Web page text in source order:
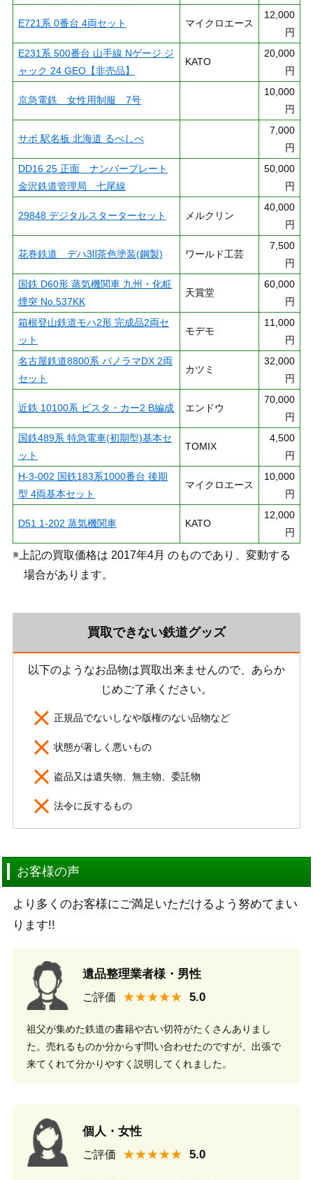
E721系 0番台 4両セット マイクロエース
12,000
円
E231系 500番台 山手線 Nゲージ ジ
ャック 24 GEO【非売品】
KATO
20,000
円
京急電鉄 女性用制服 7号
10,000
円
サボ 駅名板 北海道 るべしべ
7,000
円
DD16 25 正面 ナンバープレート
金沢鉄道管理局 七尾線
50,000
円
29848 デジタルスターターセット メルクリン
40,000
円
花巻鉄道 デハ3Ⅱ茶色塗装(鋼製) ワールド工芸
7,500
円
国鉄 D60形 蒸気機関車 九州・化粧
煙突 No.537KK
天賞堂
60,000
円
箱根登山鉄道モハ2形 完成品2両セ
ット
モデモ
11,000
円
名古屋鉄道8800系 パノラマDX 2両
セット
カツミ
32,000
円
近鉄 10100系 ビスタ・カー2 B編成 エンドウ
70,000
円
国鉄489系 特急電車(初期型)基本セ
ット
TOMIX
4,500
円
H-3-002 国鉄183系1000番台 後期
型 4両基本セット
マイクロエース
10,000
円
D51 1-202 蒸気機関車 KATO
12,000
円
※上記の買取価格は 2017年4月 のものであり、変動する
場合があります。
買取できない鉄道グッズ
以下のようなお品物は買取出来ませんので、あらか
じめご了承ください。
正規品でないしなや版権のない品物など
状態が著しく悪いもの
盗品又は遺失物、無主物、委託物
法令に反するもの
お客様の声
より多くのお客様にご満足いただけるよう努めてまい
ります!!
遺品整理業者様・男性
ご評価 ★★★★★
祖父が集めた鉄道の書籍や古い切符がたくさんありまし
た。売れるものか分からず問い合わせたのですが、出張で
来てくれて分かりやすく説明してくれました。
個人・女性
ご評価 ★★★★★